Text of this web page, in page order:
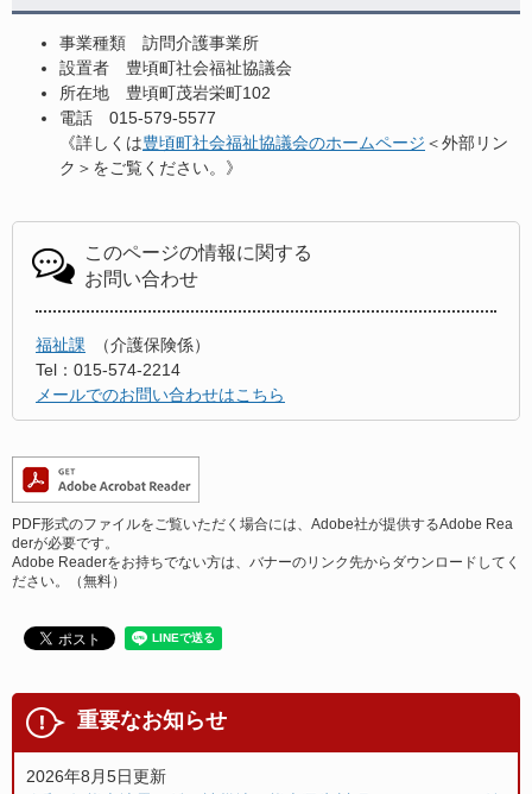
事業種類 訪問介護事業所
設置者 豊頃町社会福祉協議会
所在地 豊頃町茂岩栄町102
電話 015-579-5577
《詳しくは豊頃町社会福祉協議会のホームページ ＜外部リン
ク＞ をご覧ください。》
このページの情報に関する
お問い合わせ
福祉課
介護保険係
Tel：015-574-2214
メールでのお問い合わせはこちら
PDF形式のファイルをご覧いただく場合には、Adobe社が提供するAdobe Rea
derが必要です。
Adobe Readerをお持ちでない方は、バナーのリンク先からダウンロードしてく
ださい。（無料）
重要なお知らせ
2026年8月5日更新